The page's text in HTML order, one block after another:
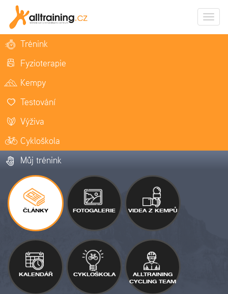
Trénink
Fyzioterapie
Kempy
Testování
Výživa
Cykloškola
Můj trénink
ČLÁNKY FOTOGALERIE VIDEA Z KEMPŮ
KALENDÁŘ CYKLOŠKOLA
ALLTRAINING
CYCLING TEAM